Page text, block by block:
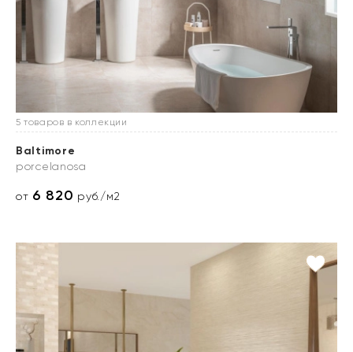
5 товаров в коллекции
Baltimore
porcelanosa
от 6 820 руб./м2